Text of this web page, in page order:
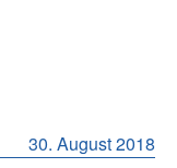
30. August 2018